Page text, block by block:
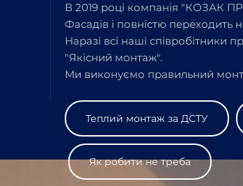
Теплий монтаж за ДСТУ
Як робити не треба
В 2019 році компанія "КОЗАК
Фасадів і повністю переходить
Наразі всі наші співробітники
"Якісний монтаж".
Ми виконуємо правильний